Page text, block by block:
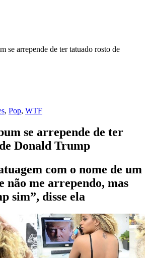
se arrepende de ter tatuado rosto de
, Pop, WTF
se arrepende de ter
Donald Trump
com o nome de um
não me arrependo, mas
sim”, disse ela